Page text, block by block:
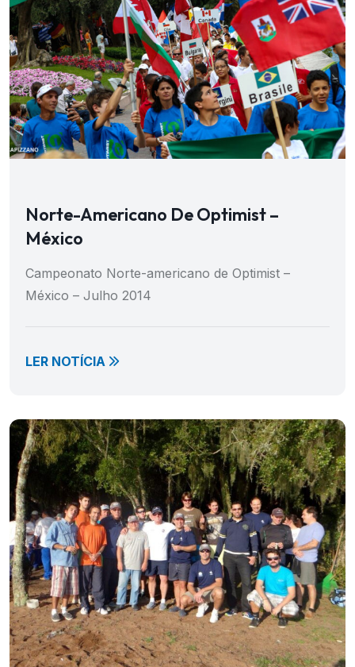
Norte-Americano De Optimist –
México
Campeonato Norte-americano de Optimist –
México – Julho 2014
LER NOTÍCIA